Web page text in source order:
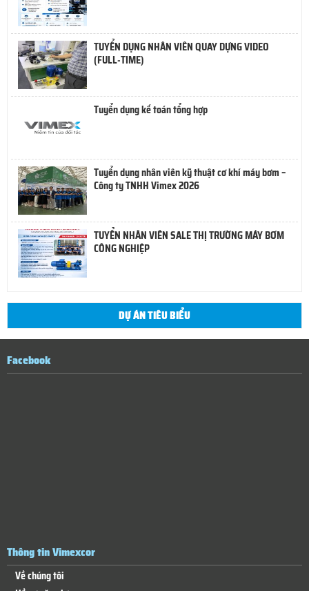
TUYỂN DỤNG NHÂN VIÊN QUAY DỰNG VIDEO
(FULL-TIME)
Tuyển dụng kế toán tổng hợp
Tuyển dụng nhân viên kỹ thuật cơ khí máy bơm –
Công ty TNHH Vimex 2026
TUYỂN NHÂN VIÊN SALE THỊ TRƯỜNG MÁY BƠM
CÔNG NGHIỆP
DỰ ÁN TIÊU BIỂU
Facebook
Thông tin Vimexcor
Về chúng tôi